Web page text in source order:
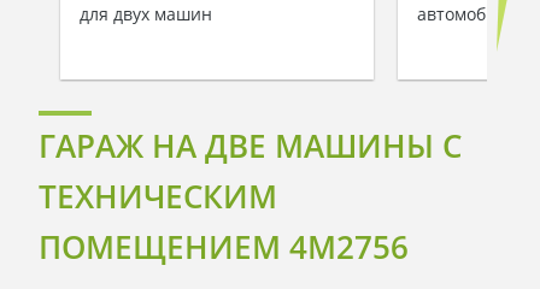
для двух машин
автомобилей
ГАРАЖ НА ДВЕ МАШИНЫ С
ТЕХНИЧЕСКИМ
ПОМЕЩЕНИЕМ 4M2756